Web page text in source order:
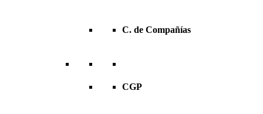
C. de Compañías
CGP